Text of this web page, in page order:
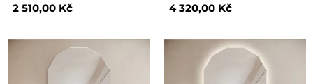
2 510,00 Kč
4 320,00 Kč